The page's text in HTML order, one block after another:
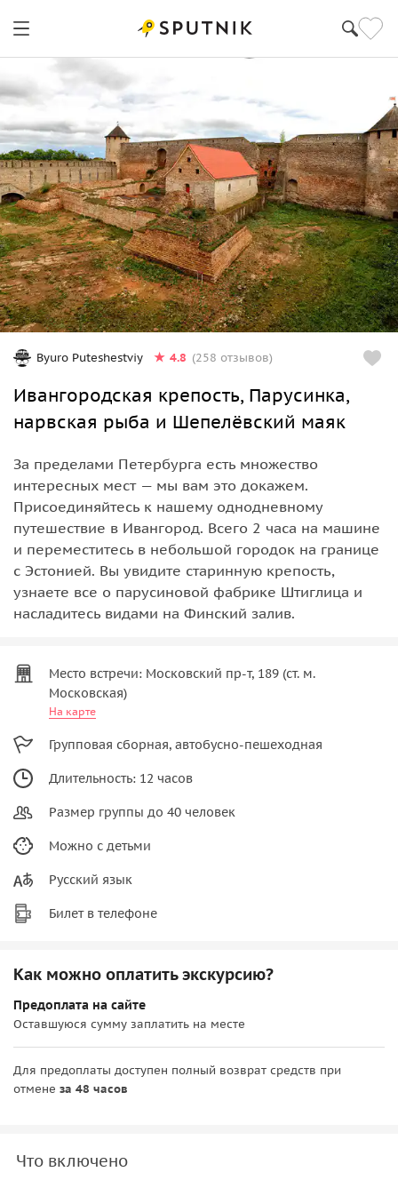
Byuro Puteshestviy 4.8 (258 отзывов)
Ивангородская крепость, Парусинка,
нарвская рыба и Шепелёвский маяк
За пределами Петербурга есть множество
интересных мест — мы вам это докажем.
Присоединяйтесь к нашему однодневному
путешествие в Ивангород. Всего 2 часа на машине
и переместитесь в небольшой городок на границе
с Эстонией. Вы увидите старинную крепость,
узнаете все о парусиновой фабрике Штиглица и
насладитесь видами на Финский залив.
Место встречи: Московский пр-т, 189 (ст. м.
Московская)
На карте
Групповая сборная, автобусно-пешеходная
Длительность: 12 часов
Размер группы до 40 человек
Можно с детьми
Русский язык
Билет в телефоне
Как можно оплатить экскурсию?
Предоплата на сайте
Оставшуюся сумму заплатить на месте
Для предоплаты доступен полный возврат средств при
отмене за 48 часов
Что включено